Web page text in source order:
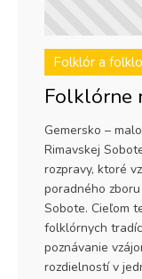
Folklór a
Folklórne
Gemersko –
Rimavskej
rozpravy, ktoré
poradného
Sobote. Cieľom
folklórnych
poznávanie
rozdielností v